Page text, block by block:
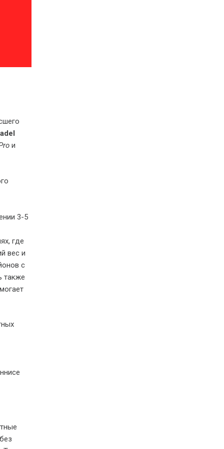
и
3-5
где
вес и
с
также